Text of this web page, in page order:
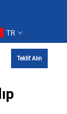
TR
Teklif Alın